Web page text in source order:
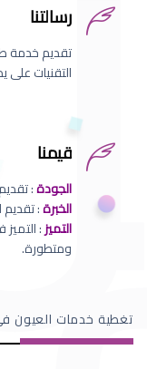
رسالتنا
تقديم خدمة
التقنيات على
قيمنا
الجودة:
الخبرة:
التميز:
ومتطورة.
تغطية خدمات العيون